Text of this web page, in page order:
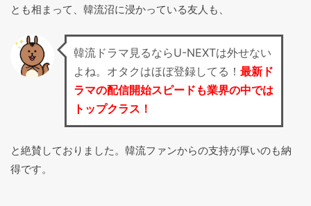
とも相まって、韓流沼に浸かっている友人も、
韓流ドラマ見るならU-NEXTは外せない
よね。オタクはほぼ登録してる！ 最新ド
ラマの配信開始スピードも業界の中では
トップクラス！
と絶賛しておりました。韓流ファンからの支持が厚いのも納
得です。